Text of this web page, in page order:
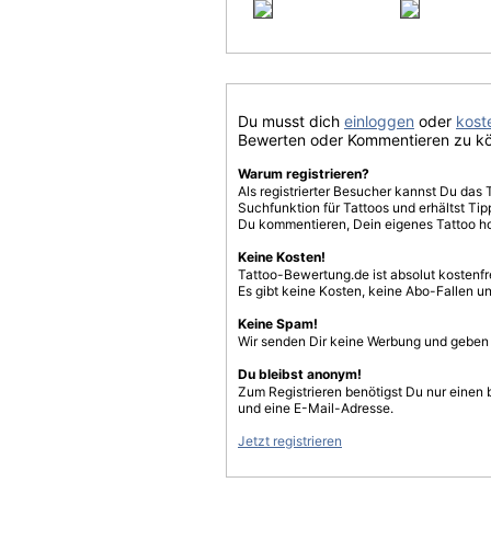
Du musst dich einloggen oder
Bewerten oder Kommentieren zu
Warum registrieren?
Als registrierter Besucher kannst Du
Suchfunktion für Tattoos und erhältst
Du kommentieren, Dein eigenes Tattoo
Keine Kosten!
Tattoo-Bewertung.de ist absolut
Es gibt keine Kosten, keine Abo-Fallen
Keine Spam!
Wir senden Dir keine Werbung und
Du bleibst anonym!
Zum Registrieren benötigst Du nur einen
und eine E-Mail-Adresse.
Jetzt registrieren